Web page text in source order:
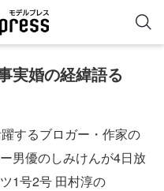
実婚の経緯語る
するブロガー・作家の
男優のしみけんが4日放
1号2号 田村淳の